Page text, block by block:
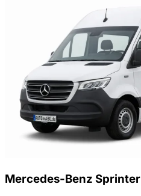
Mercedes-Benz Sprinter